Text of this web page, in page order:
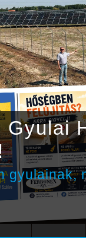
Gyulai
gyulainak,